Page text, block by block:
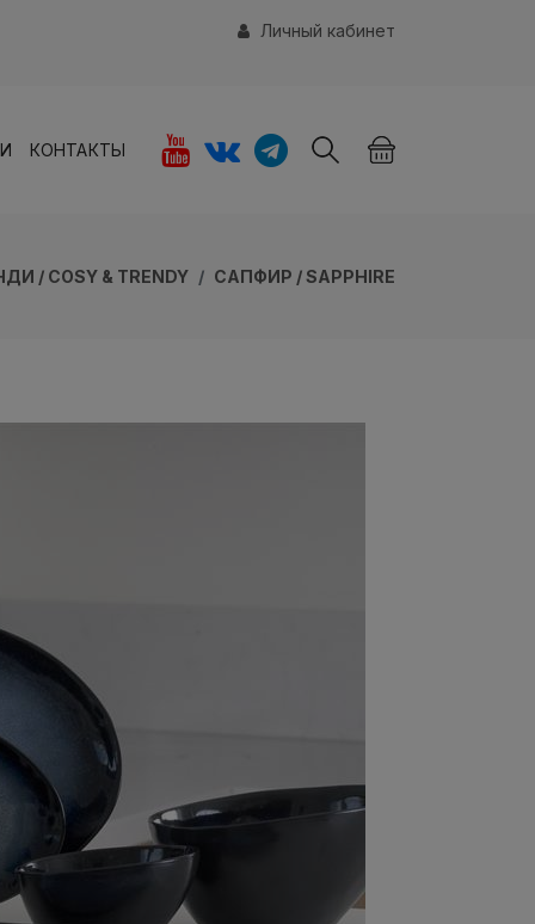
Личный кабинет
КОНТАКТЫ
/ COSY & TRENDY САПФИР / SAPPHIRE